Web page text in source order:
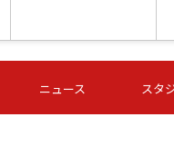
いちご
-
ニュース スタ